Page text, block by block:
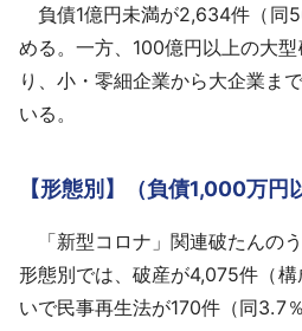
負債1億円未満が2,634件（同
める。一方、100億円以上の大
り、小・零細企業から大企業ま
いる。
【形態別】（負債1,000万円
「新型コロナ」関連破たんの
形態別では、破産が4,075件（
いで民事再生法が170件（同3.7